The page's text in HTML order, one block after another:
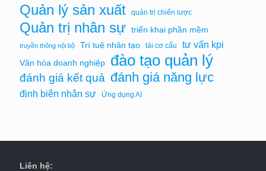
Quản lý sản xuất quản trị chiến lược
Quản trị nhân sự triển khai phần mềm
truyền thông nội bộ Trí tuệ nhân tạo tái cơ cấu tư vấn kpi
Văn hóa doanh nghiệp đào tạo quản lý
đánh giá kết quả đánh giá năng lực
định biên nhân sự Ứng dụng AI
Liên hệ: